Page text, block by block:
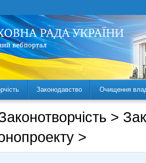
Законодавство Очищення
>
>